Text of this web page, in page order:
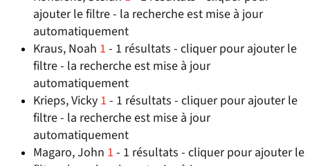
ajouter le filtre - la recherche est mise à jour
automatiquement
Kraus, Noah 1 - 1 résultats - cliquer pour ajouter le
filtre - la recherche est mise à jour
automatiquement
Krieps, Vicky 1 - 1 résultats - cliquer pour ajouter le
filtre - la recherche est mise à jour
automatiquement
Magaro, John 1 - 1 résultats - cliquer pour ajouter le